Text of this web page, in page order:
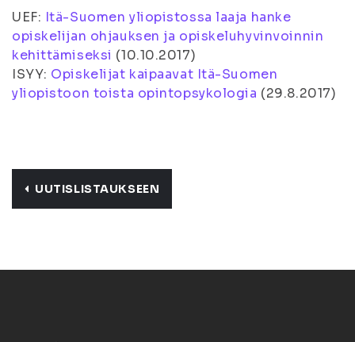
UEF: Itä-Suomen yliopistossa laaja hanke
opiskelijan ohjauksen ja opiskeluhyvinvoinnin
kehittämiseksi (10.10.2017)
ISYY: Opiskelijat kaipaavat Itä-Suomen
yliopistoon toista opintopsykologia (29.8.2017)
UUTISLISTAUKSEEN